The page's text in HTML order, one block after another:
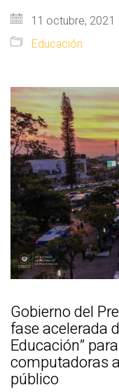
11 octubre, 2021
Educación
Gobierno del
fase acelerada
Educación”
computadoras
público